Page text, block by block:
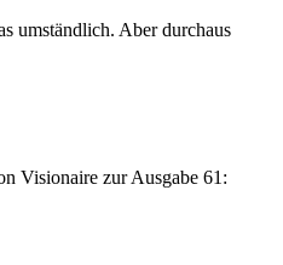
umständlich. Aber durchaus
Visionaire zur Ausgabe 61: